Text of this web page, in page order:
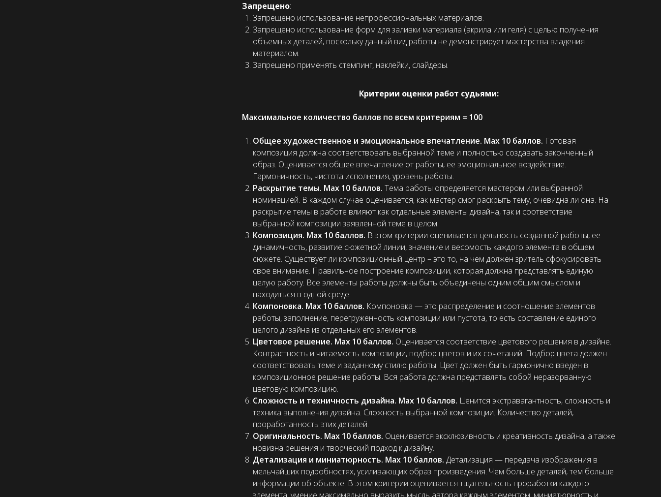
Запрещено:
Запрещено использование непрофессиональных материалов.
Запрещено использование форм для заливки материала (акрила или геля) с целью получения
объемных деталей, поскольку данный вид работы не демонстрирует мастерства владения
материалом.
Запрещено применять стемпинг, наклейки, слайдеры.
Критерии оценки работ судьями:
Максимальное количество баллов по всем критериям = 100
Общее художественное и эмоциональное впечатление. Max 10 баллов. Готовая
композиция должна соответствовать выбранной теме и полностью создавать законченный
образ. Оценивается общее впечатление от работы, ее эмоциональное воздействие.
Гармоничность, чистота исполнения, уровень работы.
Раскрытие темы. Max 10 баллов. Тема работы определяется мастером или выбранной
номинацией. В каждом случае оценивается, как мастер смог раскрыть тему, очевидна ли она. На
раскрытие темы в работе влияют как отдельные элементы дизайна, так и соответствие
выбранной композиции заявленной теме в целом.
Композиция. Max 10 баллов. В этом критерии оценивается цельность созданной работы, ее
динамичность, развитие сюжетной линии, значение и весомость каждого элемента в общем
сюжете. Существует ли композиционный центр – это то, на чем должен зритель сфокусировать
свое внимание. Правильное построение композиции, которая должна представлять единую
целую работу. Все элементы работы должны быть объединены одним общим смыслом и
находиться в одной среде.
Компоновка. Max 10 баллов. Компоновка — это распределение и соотношение элементов
работы, заполнение, перегруженность композиции или пустота, то есть составление единого
целого дизайна из отдельных его элементов.
Цветовое решение. Max 10 баллов. Оценивается соответствие цветового решения в дизайне.
Контрастность и читаемость композиции, подбор цветов и их сочетаний. Подбор цвета должен
соответствовать теме и заданному стилю работы. Цвет должен быть гармонично введен в
композиционное решение работы. Вся работа должна представлять собой неразорванную
цветовую композицию.
Сложность и техничность дизайна. Max 10 баллов. Ценится экстравагантность, сложность и
техника выполнения дизайна. Сложность выбранной композиции. Количество деталей,
проработанность этих деталей.
Оригинальность. Max 10 баллов. Оценивается эксклюзивность и креативность дизайна, а также
новизна решения и творческий подход к дизайну.
Детализация и миниатюрность. Max 10 баллов. Детализация — передача изображения в
мельчайших подробностях, усиливающих образ произведения. Чем больше деталей, тем больше
информации об объекте. В этом критерии оценивается тщательность проработки каждого